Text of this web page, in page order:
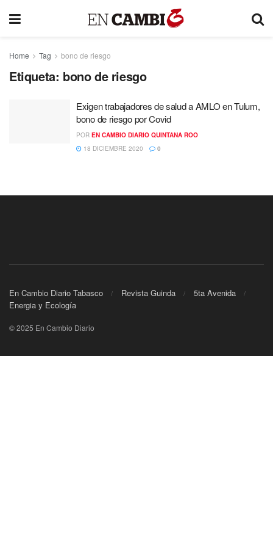
Home Tag bono de riesgo
Etiqueta: bono de riesgo
Exigen trabajadores de salud a AMLO en Tulum,
bono de riesgo por Covid
POR EN CAMBIO DIARIO QUINTANA ROO
18 DICIEMBRE 2020
0
En Cambio Diario Tabasco Revista Guinda
5ta Avenida
Energia y Ecología
© 2025 En Cambio Diario